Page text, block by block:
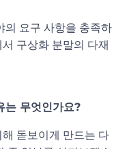
의 요구 사항을 충족하
구상화 분말의 다재
는 무엇인가요?
돋보이게 만드는 다